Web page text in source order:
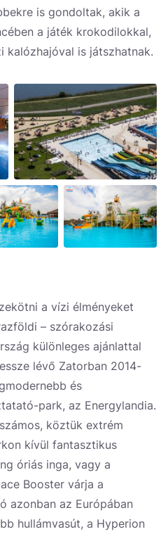
is gondoltak, akik a
a játék krokodilokkal,
kalózhajóval is játszhatnak.
a vízi élményeket
– szórakozási
különleges ajánlattal
lévő Zatorban 2014-
és
park, az Energylandia.
köztük extrém
kívül fantasztikus
óriás inga, vagy a
Booster várja a
azonban az Európában
hullámvasút, a Hyperion